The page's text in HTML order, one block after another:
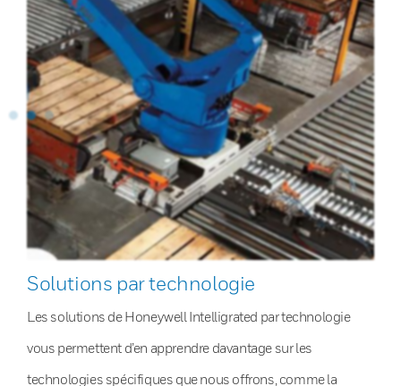
Solutions par technologie
Les solutions de Honeywell Intelligrated par technologie
vous permettent d’en apprendre davantage sur les
technologies spécifiques que nous offrons, comme la